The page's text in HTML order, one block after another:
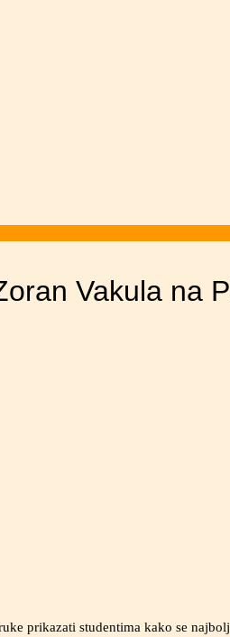
Vakula na
prikazati studentima kako se